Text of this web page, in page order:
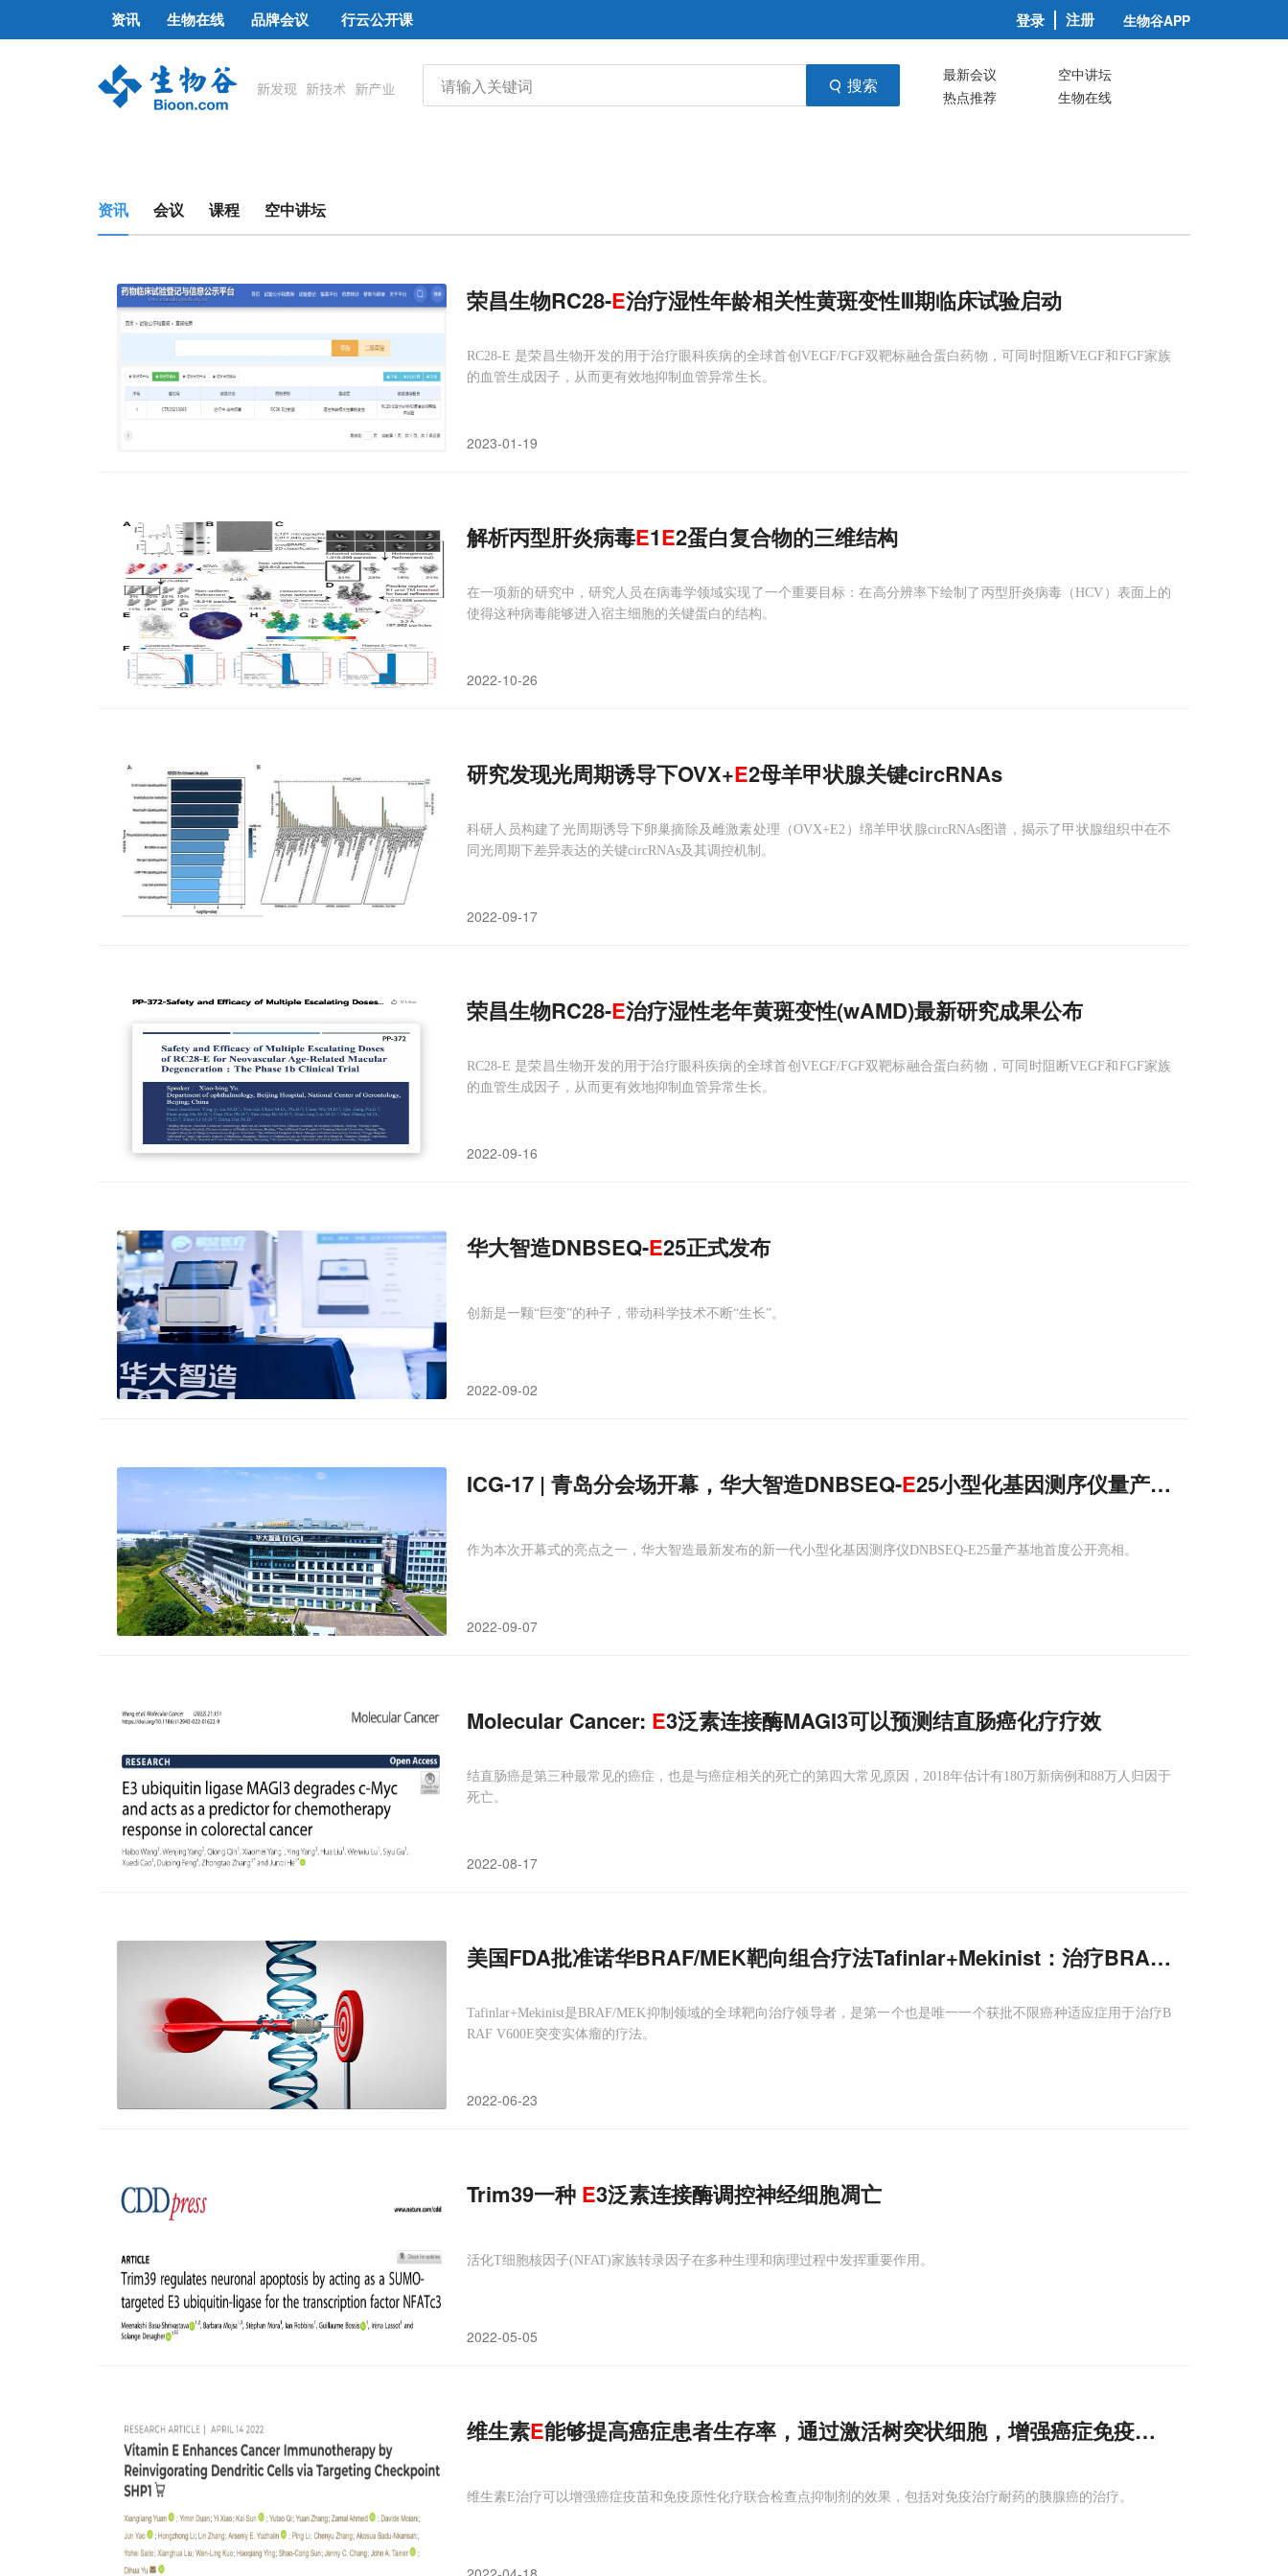
资讯 生物在线 品牌会议 行云公开课 登录 注册 生物谷APP
搜索 最新会议
空中讲坛
热点推荐
生物在线
资讯 会议 课程 空中讲坛
荣昌生物RC28-E治疗湿性年龄相关性黄斑变性Ⅲ期临床试验启动
RC28-E 是荣昌生物开发的用于治疗眼科疾病的全球首创VEGF/FGF双靶标融合蛋白药物，可同时阻断VEGF和FGF家族
的血管生成因子，从而更有效地抑制血管异常生长。
2023-01-19
解析丙型肝炎病毒E1E2蛋白复合物的三维结构
在一项新的研究中，研究人员在病毒学领域实现了一个重要目标：在高分辨率下绘制了丙型肝炎病毒（HCV）表面上的
使得这种病毒能够进入宿主细胞的关键蛋白的结构。
2022-10-26
研究发现光周期诱导下OVX+E2母羊甲状腺关键circRNAs
科研人员构建了光周期诱导下卵巢摘除及雌激素处理（OVX+E2）绵羊甲状腺circRNAs图谱，揭示了甲状腺组织中在不
同光周期下差异表达的关键circRNAs及其调控机制。
2022-09-17
荣昌生物RC28-E治疗湿性老年黄斑变性(wAMD)最新研究成果公布
RC28-E 是荣昌生物开发的用于治疗眼科疾病的全球首创VEGF/FGF双靶标融合蛋白药物，可同时阻断VEGF和FGF家族
的血管生成因子，从而更有效地抑制血管异常生长。
2022-09-16
华大智造DNBSEQ-E25正式发布
创新是一颗“巨变”的种子，带动科学技术不断“生长”。
2022-09-02
ICG-17 | 青岛分会场开幕，华大智造DNBSEQ-E25小型化基因测序仪量产基地首度公开
作为本次开幕式的亮点之一，华大智造最新发布的新一代小型化基因测序仪DNBSEQ-E25量产基地首度公开亮相。
2022-09-07
Molecular Cancer: E3泛素连接酶MAGI3可以预测结直肠癌化疗疗效
结直肠癌是第三种最常见的癌症，也是与癌症相关的死亡的第四大常见原因，2018年估计有180万新病例和88万人归因于
死亡。
2022-08-17
美国FDA批准诺华BRAF/MEK靶向组合疗法Tafinlar+Mekinist：治疗BRAF V600
Tafinlar+Mekinist是BRAF/MEK抑制领域的全球靶向治疗领导者，是第一个也是唯一一个获批不限癌种适应症用于治疗B
RAF V600E突变实体瘤的疗法。
2022-06-23
Trim39一种 E3泛素连接酶调控神经细胞凋亡
活化T细胞核因子(NFAT)家族转录因子在多种生理和病理过程中发挥重要作用。
2022-05-05
维生素E能够提高癌症患者生存率，通过激活树突状细胞，增强癌症免疫治疗效果
维生素E治疗可以增强癌症疫苗和免疫原性化疗联合检查点抑制剂的效果，包括对免疫治疗耐药的胰腺癌的治疗。